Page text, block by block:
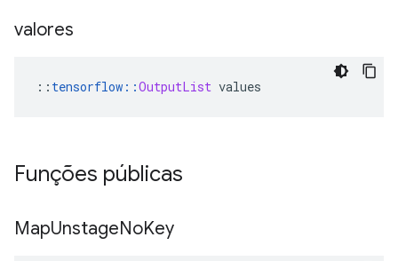
valores
:: tensorflow ::OutputList values
Funções públicas
MapUnstageNoKey